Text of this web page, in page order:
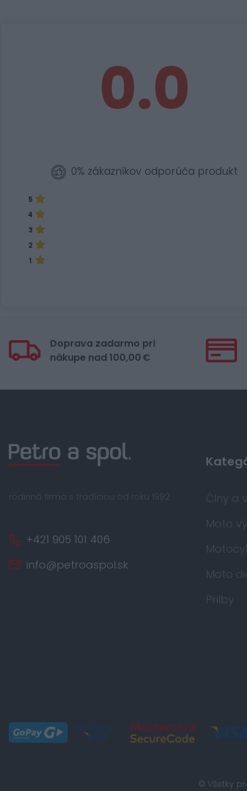
0.0
0% zákazníkov odporúča produkt
5
4
3
2
1
Doprava zadarmo pri
nákupe nad 100,00 €
rodinná firma s tradíciou od roku 1992
+421 905 101 406
info@petroaspol.sk
Člny a
Moto
Moto
Prilby
© Všetky